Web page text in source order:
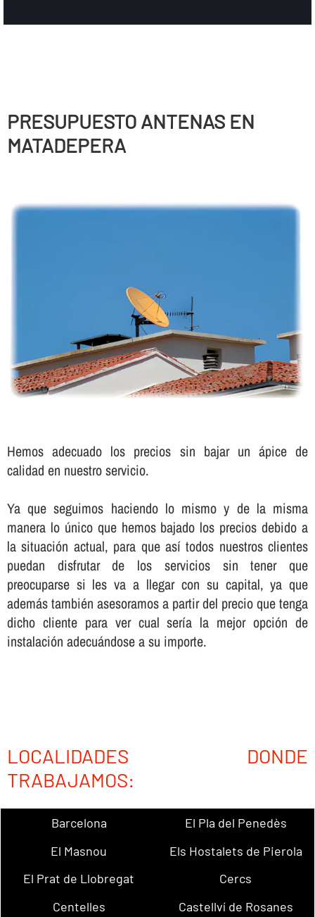
PRESUPUESTO ANTENAS EN
MATADEPERA
Hemos adecuado los precios sin bajar un ápice de
calidad en nuestro servicio.
Ya que seguimos haciendo lo mismo y de la misma
manera lo único que hemos bajado los precios debido a
la situación actual, para que así­ todos nuestros clientes
puedan disfrutar de los servicios sin tener que
preocuparse si les va a llegar con su capital, ya que
además también asesoramos a partir del precio que tenga
dicho cliente para ver cual serí­a la mejor opción de
instalación adecuándose a su importe.
LOCALIDADES DONDE
TRABAJAMOS:
Barcelona
El Pla del Penedès
El Masnou
Els Hostalets de Pierola
El Prat de Llobregat
Cercs
Centelles
Castellví de Rosanes